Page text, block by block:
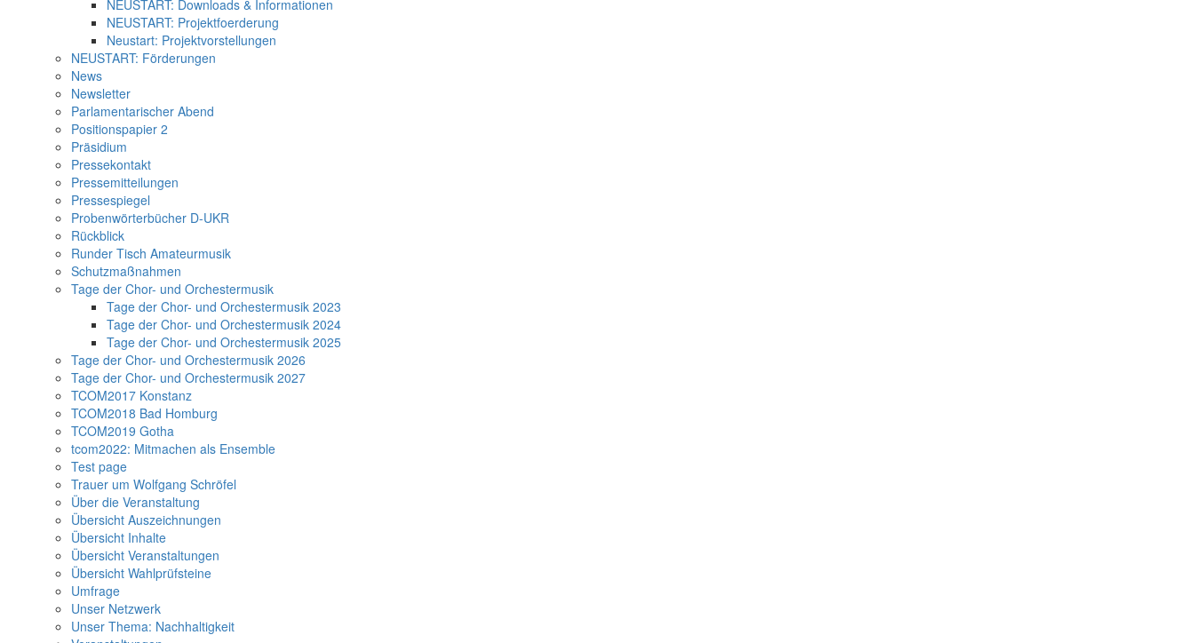
NEUSTART: Downloads & Informationen
NEUSTART: Projektfoerderung
Neustart: Projektvorstellungen
NEUSTART: Förderungen
News
Newsletter
Parlamentarischer Abend
Positionspapier 2
Präsidium
Pressekontakt
Pressemitteilungen
Pressespiegel
Probenwörterbücher D-UKR
Rückblick
Runder Tisch Amateurmusik
Schutzmaßnahmen
Tage der Chor- und Orchestermusik
Tage der Chor- und Orchestermusik 2023
Tage der Chor- und Orchestermusik 2024
Tage der Chor- und Orchestermusik 2025
Tage der Chor- und Orchestermusik 2026
Tage der Chor- und Orchestermusik 2027
TCOM2017 Konstanz
TCOM2018 Bad Homburg
TCOM2019 Gotha
tcom2022: Mitmachen als Ensemble
Test page
Trauer um Wolfgang Schröfel
Über die Veranstaltung
Übersicht Auszeichnungen
Übersicht Inhalte
Übersicht Veranstaltungen
Übersicht Wahlprüfsteine
Umfrage
Unser Netzwerk
Unser Thema: Nachhaltigkeit